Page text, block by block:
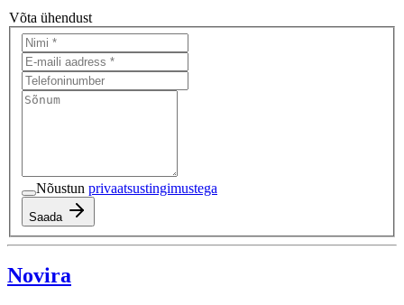
Võta ühendust
Nõustun privaatsustingimustega
Saada
Novira